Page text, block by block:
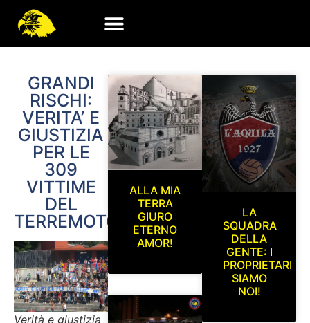
GRANDI
RISCHI:
VERITA’ E
GIUSTIZIA
PER LE
309
VITTIME
DEL
TERREMOTO!
Verità e giustizia
ALLA MIA
TERRA
GIURO
ETERNO
AMOR!
LA
SQUADRA
DELLA
GENTE: I
PROPRIETARI
SIAMO
NOI!